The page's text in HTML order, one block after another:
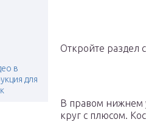
в
для
Откройте раздел
В правом нижнем
круг с плюсом.